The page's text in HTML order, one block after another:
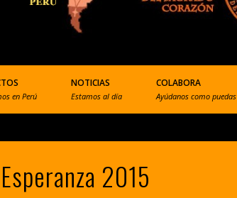
en Perú
NOTICIAS
Estamos al día
COLABORA
Ayúdanos como puedas
2015